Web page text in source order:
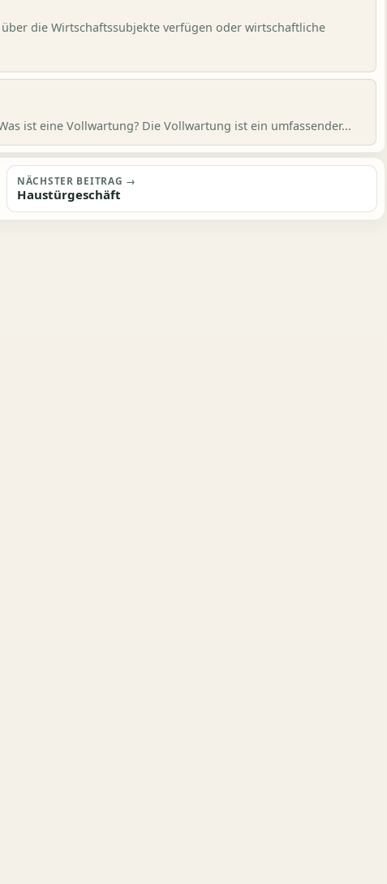
die Wirtschaftssubjekte verfügen oder wirtschaftliche
ist eine Vollwartung? Die Vollwartung ist ein umfassender...
NÄCHSTER BEITRAG →
Haustürgeschäft